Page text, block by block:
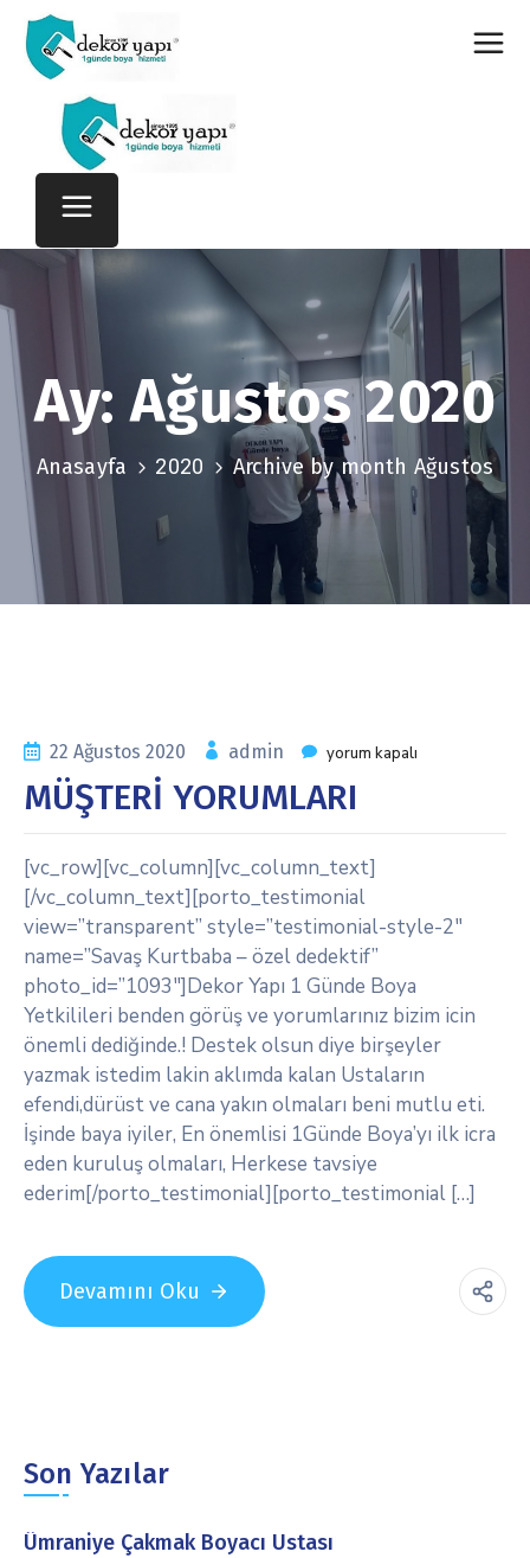
Ay:Ağustos 2020
Anasayfa 2020 Archive by month Ağustos
22 Ağustos 2020 admin yorum kapalı
MÜŞTERİ YORUMLARI
[vc_row][vc_column][vc_column_text]
[/vc_column_text][porto_testimonial
view=”transparent” style=”testimonial-style-2″
name=”Savaş Kurtbaba – özel dedektif”
photo_id=”1093″]Dekor Yapı 1 Günde Boya
Yetkilileri benden görüş ve yorumlarınız bizim icin
önemli dediğinde.! Destek olsun diye birşeyler
yazmak istedim lakin aklımda kalan Ustaların
efendi,dürüst ve cana yakın olmaları beni mutlu eti.
İşinde baya iyiler, En önemlisi 1Günde Boya’yı ilk icra
eden kuruluş olmaları, Herkese tavsiye
ederim[/porto_testimonial][porto_testimonial […]
Devamını Oku
Son Yazılar
Ümraniye Çakmak Boyacı Ustası